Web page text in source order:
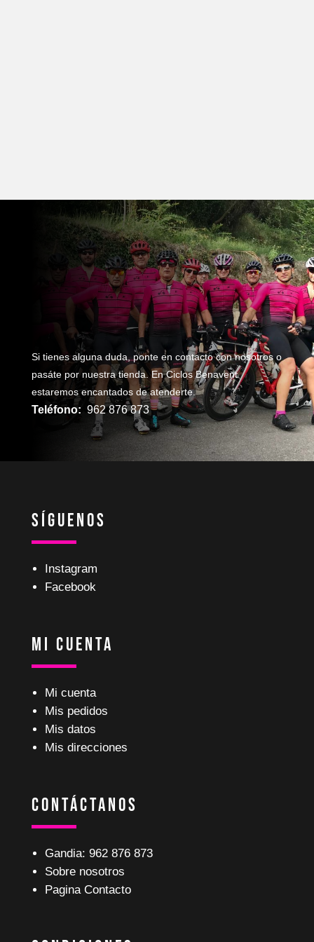
¿NecesitaS reparaR
TU bicicleta?
Si tienes alguna duda, ponte en contacto con nosotros o
pasáte por nuestra tienda. En Ciclos Benavent
estaremos encantados de atenderte.
Teléfono: 962 876 873
Síguenos
Instagram
Facebook
Mi Cuenta
Mi cuenta
Mis pedidos
Mis datos
Mis direcciones
Contáctanos
Gandia: 962 876 873
Sobre nosotros
Pagina Contacto